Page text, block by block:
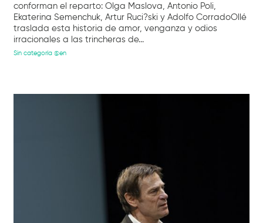
conforman el reparto: Olga Maslova, Antonio Poli,
Ekaterina Semenchuk, Artur Ruci?ski y Adolfo CorradoOllé
traslada esta historia de amor, venganza y odios
irracionales a las trincheras de...
Sin categoría @en